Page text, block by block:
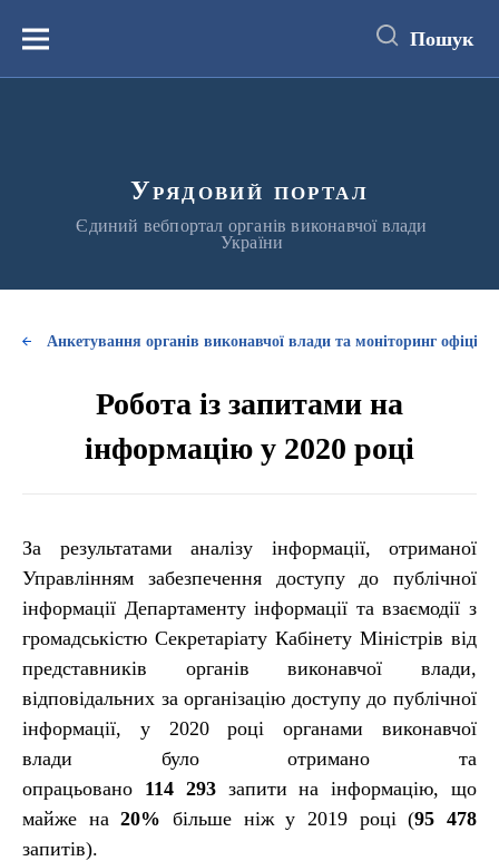
вмістуМеню Пошук
Урядовий портал
Єдиний вебпортал органів виконавчої влади
України
Анкетування органів виконавчої влади та моніторинг
Робота із запитами на
інформацію у 2020 році
За результатами аналізу інформації, отриманої
Управлінням забезпечення доступу до публічної
інформації Департаменту інформації та взаємодії з
громадськістю Секретаріату Кабінету Міністрів від
представників органів виконавчої влади,
відповідальних за організацію доступу до публічної
інформації, у 2020 році органами виконавчої
влади
було отримано та
опрацьовано 114293 запити на інформацію, що
майже на20% більше ніж у 2019 році (95 478
запитів).